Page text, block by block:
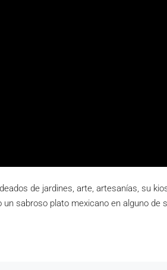
de jardines, arte, artesanías, su
sabroso plato mexicano en alguno de